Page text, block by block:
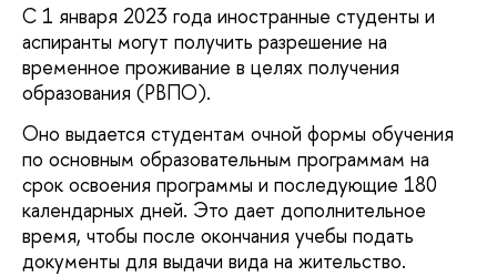
С 1 января 2023 года иностранные студенты и
аспиранты могут получить разрешение на
временное проживание в целях получения
образования (РВПО).
Оно выдается студентам очной формы обучения
по основным образовательным программам на
срок освоения программы и последующие 180
календарных дней. Это дает дополнительное
время, чтобы после окончания учебы подать
документы для выдачи вида на жительство.